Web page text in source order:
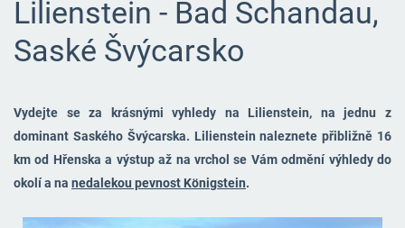
Lilienstein - Bad Schandau,
Saské Švýcarsko
Vydejte se za krásnými vyhledy na Lilienstein, na jednu z
dominant Saského Švýcarska. Lilienstein naleznete přibližně 16
km od Hřenska a výstup až na vrchol se Vám odmění výhledy do
okolí a na nedalekou pevnost Königstein.